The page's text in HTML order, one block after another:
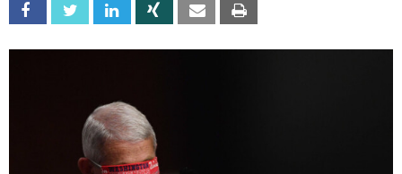
Facebook Twitter Linkedin Xing Email